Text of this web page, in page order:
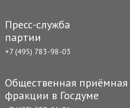
Пресс-служба
партии
+7 (495) 783-98-03
Общественная приёмная
фракции в Госдуме